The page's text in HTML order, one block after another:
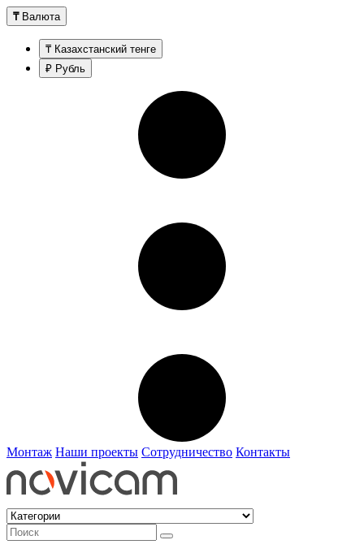
₸ Валюта
₸ Казахстанский тенге
₽ Рубль
Монтаж Наши проекты Сотрудничество Контакты